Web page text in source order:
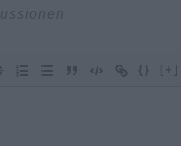
{} [+]